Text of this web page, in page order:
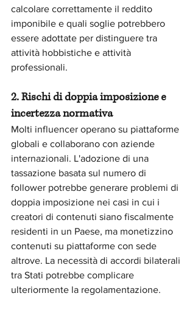
calcolare correttamente il reddito
imponibile e quali soglie potrebbero
essere adottate per distinguere tra
attività hobbistiche e attività
professionali.
2. Rischi di doppia imposizione e
incertezza normativa
Molti influencer operano su piattaforme
globali e collaborano con aziende
internazionali. L'adozione di una
tassazione basata sul numero di
follower potrebbe generare problemi di
doppia imposizione nei casi in cui i
creatori di contenuti siano fiscalmente
residenti in un Paese, ma monetizzino
contenuti su piattaforme con sede
altrove. La necessità di accordi bilaterali
tra Stati potrebbe complicare
ulteriormente la regolamentazione.